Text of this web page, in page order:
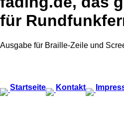
für
Ausgabe für Braille-Zeile und
Startseite Kontakt